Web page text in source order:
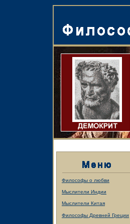
Философы о любви
Мыслители Индии
Мыслители Китая
Философы Древней Греции